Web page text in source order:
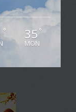
° 35 °
MON